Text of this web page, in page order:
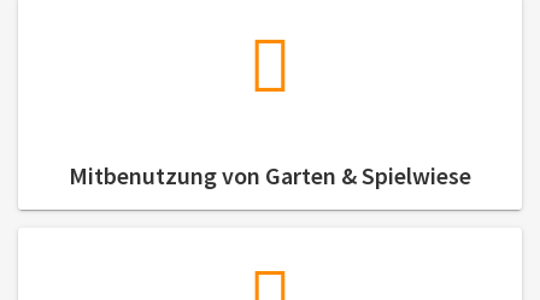
Mitbenutzung von Garten & Spielwiese